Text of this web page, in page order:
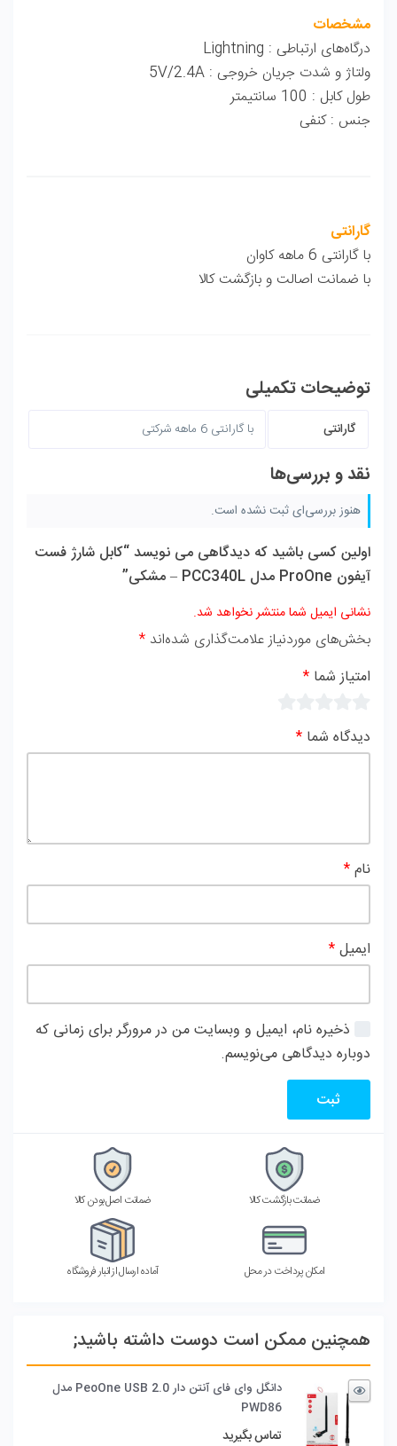
مشخصات
درگاه‌های ارتباطی : Lightning
ولتاژ و شدت جریان خروجی : 5V/2.4A
طول کابل : 100 سانتیمتر
جنس : کنفی
گارانتی
با گارانتی 6 ماهه کاوان
با ضمانت اصالت و بازگشت کالا
توضیحات تکمیلی
گارانتی با گارانتی 6 ماهه شرکتی
نقد و بررسی‌ها
هنوز بررسی‌ای ثبت نشده است.
اولین کسی باشید که دیدگاهی می نویسد “کابل شارژ فست
آیفون ProOne مدل PCC340L – مشکی”
نشانی ایمیل شما منتشر نخواهد شد.
بخش‌های موردنیاز علامت‌گذاری شده‌اند *
امتیاز شما *
دیدگاه شما *
نام*
ایمیل*
ذخیره نام، ایمیل و وبسایت من در مرورگر برای زمانی که
دوباره دیدگاهی می‌نویسم.
ضمانت بازگشت کالا ضمانت اصل بودن کالا
امکان پرداخت در محل آماده ارسال از انبار فروشگاه
همچنین ممکن است دوست داشته باشید;
دانگل وای فای آنتن دار PeoOne USB 2.0 مدل
PWD86
تماس بگیرید